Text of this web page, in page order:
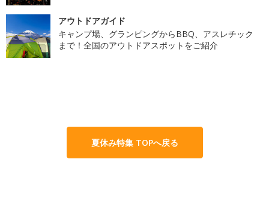
アウトドアガイド
キャンプ場、グランピングからBBQ、アスレチック
まで！全国のアウトドアスポットをご紹介
夏休み特集 TOPへ戻る